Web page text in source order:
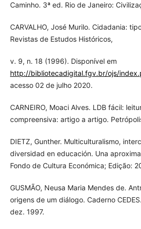
Caminho. 3ª ed. Rio de Janeiro:
CARVALHO, José Murilo. Cidadania:
Revistas de Estudos Históricos,
v. 9, n. 18 (1996). Disponível em
http://bibliotecadigital.fgv.br/ojs/
acesso 02 de julho 2020.
CARNEIRO, Moaci Alves. LDB fácil:
compreensiva: artigo a artigo.
DIETZ, Gunther. Multiculturalismo,
diversidad en educación. Una
Fondo de Cultura Económica; Edição:
GUSMÃO, Neusa Maria Mendes de.
origens de um diálogo. Caderno
dez. 1997.